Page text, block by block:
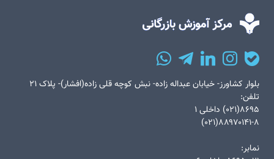
بلوار کشاورز- خیابان عبداله زاده- نبش کوچه قلی زاده(افشار)- پلاک ۲۱
تلفن:
۸۶۹۵(۰۲۱) داخلی ۱
۸۸۹۷۰۱۴۱-۸(۰۲۱)
نمابر: